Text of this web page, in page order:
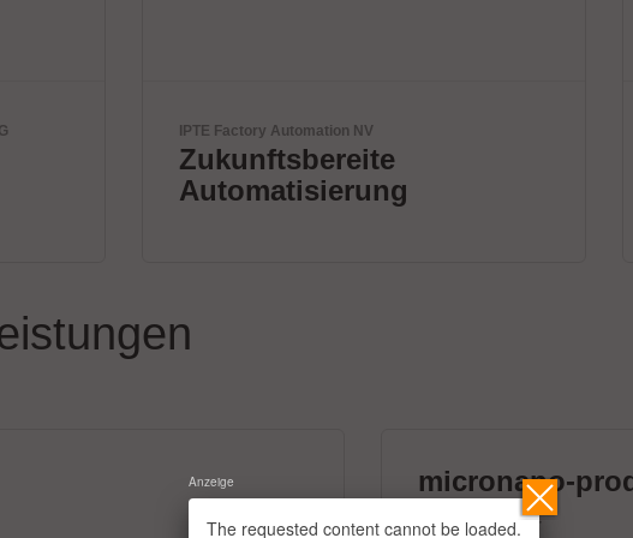
SCREEN SPE Germany GmbH
Innovation for a
Sustainable World
micronano-
39 Aussteller
The requested content cannot be loaded.
Anzeige